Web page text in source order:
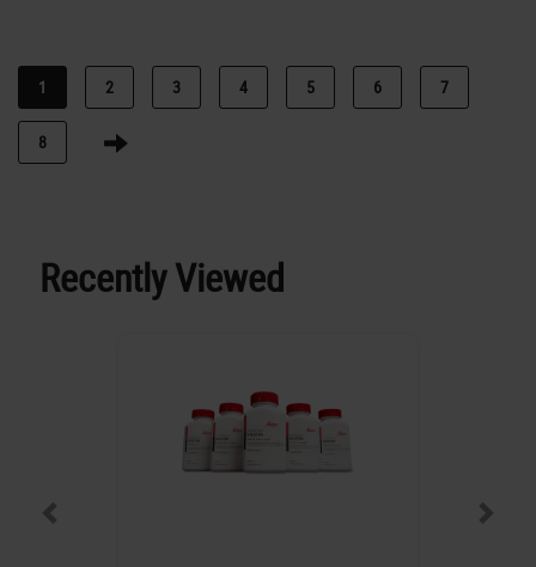
1 2 3 4 5 6 7
8
Recently Viewed